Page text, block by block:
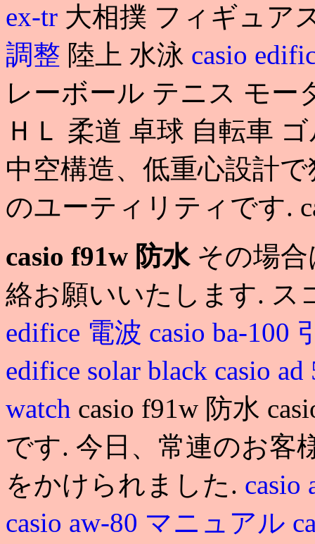
ex-tr 大相撲 フィギュア
調整 陸上 水泳 casio
レーボール テニス モー
ＨＬ 柔道 卓球 自転車
中空構造、低重心設計
のユーティリティです.
casio f91w 防水その場合
絡お願いいたします. ス
edifice 電波 casio ba-100
edifice solar black casio
watch casio f91w 防水
です. 今日、常連のお客
をかけられました. casio
casio aw-80 マニュアル